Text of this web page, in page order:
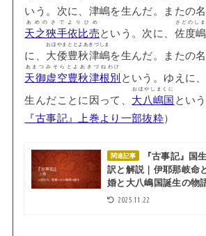
いう。次に、津嶋を生んだ。またの
天之狹手依比売
あめのさでよりひめ
という。次に、 佐度嶋
さどのしま
に、 大倭豊秋津嶋
おほやまととよあきづしま
を生んだ。またの
天御虚空豊秋津根別
あまつみそらとよあきづねわけ
という。ゆえに
生んだことに因って、 大八嶋国
おほやしまくに
とい
『古事記』上巻より一部抜粋）
関連記事
『古事記』国
訳と解説｜伊耶那岐命
婚と大八嶋国誕生の物
2025.11.22